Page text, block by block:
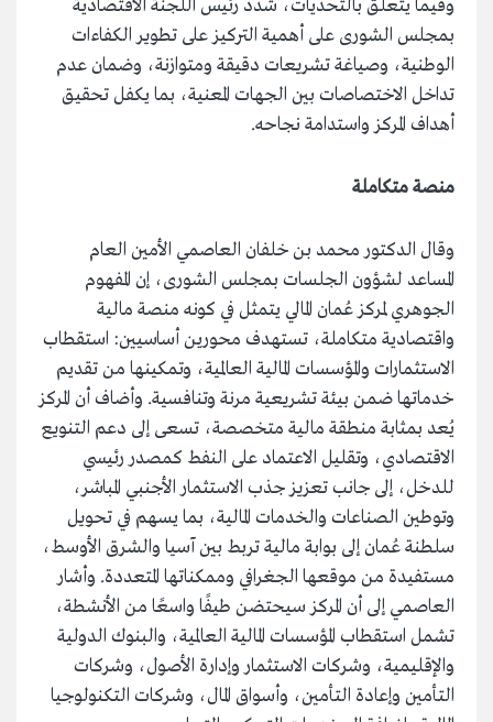
وفيما يتعلق بالتحديات، شدد رئيس اللجنة الاقتصادية
بمجلس الشورى على أهمية التركيز على تطوير الكفاءات
الوطنية، وصياغة تشريعات دقيقة ومتوازنة، وضمان عدم
تداخل الاختصاصات بين الجهات المعنية، بما يكفل تحقيق
أهداف المركز واستدامة نجاحه.
منصة متكاملة
وقال الدكتور محمد بن خلفان العاصمي الأمين العام
المساعد لشؤون الجلسات بمجلس الشورى، إن المفهوم
الجوهري لمركز عُمان المالي يتمثل في كونه منصة مالية
واقتصادية متكاملة، تستهدف محورين أساسيين: استقطاب
الاستثمارات والمؤسسات المالية العالمية، وتمكينها من تقديم
خدماتها ضمن بيئة تشريعية مرنة وتنافسية. وأضاف أن المركز
يُعد بمثابة منطقة مالية متخصصة، تسعى إلى دعم التنويع
الاقتصادي، وتقليل الاعتماد على النفط كمصدر رئيسي
للدخل، إلى جانب تعزيز جذب الاستثمار الأجنبي المباشر،
وتوطين الصناعات والخدمات المالية، بما يسهم في تحويل
سلطنة عُمان إلى بوابة مالية تربط بين آسيا والشرق الأوسط،
مستفيدة من موقعها الجغرافي وممكناتها المتعددة. وأشار
العاصمي إلى أن المركز سيحتضن طيفًا واسعًا من الأنشطة،
تشمل استقطاب المؤسسات المالية العالمية، والبنوك الدولية
والإقليمية، وشركات الاستثمار وإدارة الأصول، وشركات
التأمين وإعادة التأمين، وأسواق المال، وشركات التكنولوجيا